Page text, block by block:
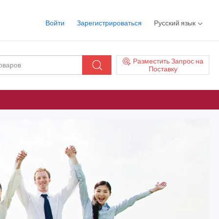
Войти Зарегистрироваться Русский язык
Разместить Запрос на
Поставку